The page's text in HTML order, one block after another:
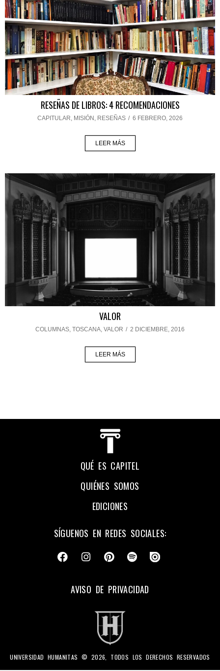
RESEÑAS DE LIBROS: 4 RECOMENDACIONES
CAPITULAR, MISIÓN , RESEÑAS / 6 FEBRERO, 2026
LEER MÁS
VALOR
COLUMNAS, TOSCANA, VALOR / 2 DICIEMBRE, 2016
LEER MÁS
QUÉ ES CAPITEL
QUIÉNES SOMOS
EDICIONES
SÍGUENOS EN REDES SOCIALES:
AVISO DE PRIVACIDAD
UNIVERSIDAD HUMANITAS © 2026, TODOS LOS DERECHOS RESERVADOS